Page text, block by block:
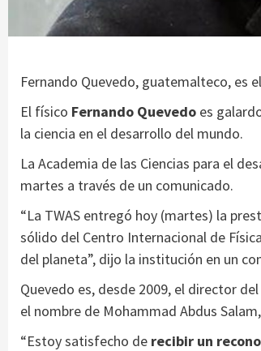
Fernando Quevedo, guatemalteco, es
El físico Fernando Quevedo es
la ciencia en el desarrollo del mundo.
La Academia de las Ciencias para el
martes a través de un comunicado.
“La TWAS entregó hoy (martes) la
sólido del Centro Internacional de
del planeta”, dijo la institución en un
Quevedo es, desde 2009, el director
el nombre de Mohammad Abdus
“Estoy satisfecho de recibir un